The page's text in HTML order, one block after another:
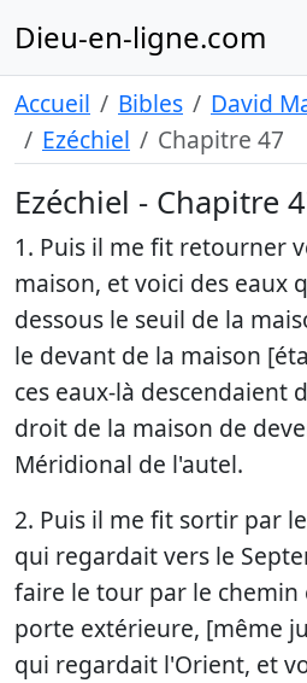
Dieu-en-ligne.com
Accueil Bibles
David
Ezéchiel
Chapitre 47
Ezéchiel - Chapitre
1. Puis il me fit retourner
maison, et voici des eaux
dessous le seuil de la
le devant de la maison
ces eaux-là descendaient
droit de la maison de
Méridional de l'autel.
2. Puis il me fit sortir par
qui regardait vers le
faire le tour par le chemin
porte extérieure, [même
qui regardait l'Orient, et